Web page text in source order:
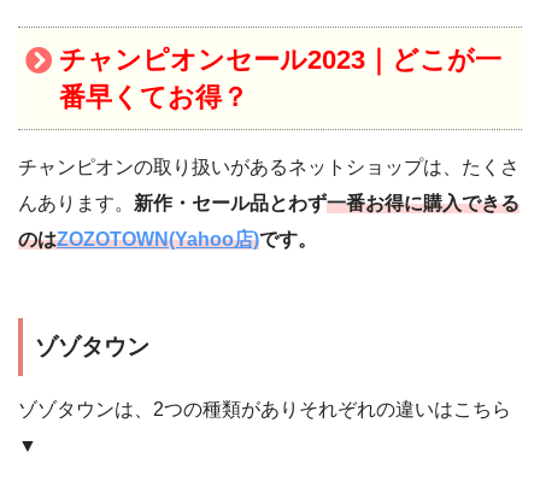
チャンピオンセール2023｜
どこが一
番早くてお得？
チャンピオンの取り扱いがあるネットショップは、たくさ
んあります。 新作・セール品とわず一番お得に購入できる
のはZOZOTOWN(Yahoo店)です。
ゾゾタウン
ゾゾタウンは、2つの種類がありそれぞれの違いはこちら
▼